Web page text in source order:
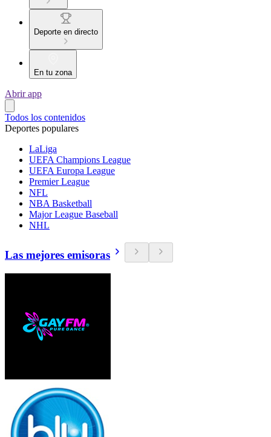
Deporte en directo
En tu zona
Abrir app
Todos los contenidos
Deportes populares
LaLiga
UEFA Champions League
UEFA Europa League
Premier League
NFL
NBA Basketball
Major League Baseball
NHL
Las mejores emisoras